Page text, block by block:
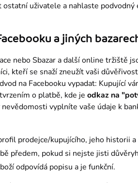
ostatní uživatele a nahlaste
a jiných
nebo Sbazar a další online tržiště
kteří se snaží zneužít vaši
na Facebooku vypadat: Kupující
o platbě, kde je odkaz na
nevědomosti vyplníte vaše údaje k
prodejce/kupujícího, jeho historii
předem, pokud si nejste jisti
odpovídá popisu a je funkční.